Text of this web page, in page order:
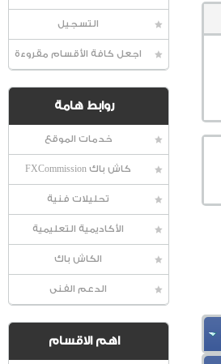
التسجيل
اجعل كافة الأقسام مقروءة
روابط هامة
خدمات الموقع
كاش باك FXCommission
تحليلات فنية
الأكاديمية التعليمية
الكاش باك
الدعم الفنى
اهم الاقسام